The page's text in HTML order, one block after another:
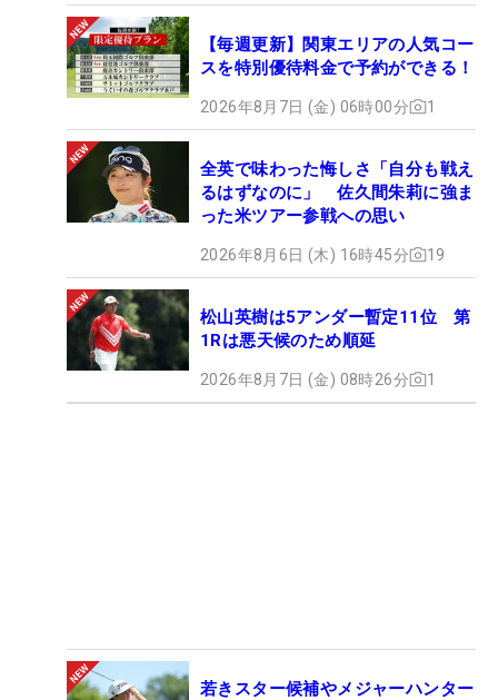
【毎週更新】関東エリアの人気コー
スを特別優待料金で予約ができる！
2026年8月7日 (金) 06時00分 1
全英で味わった悔しさ「自分も戦え
るはずなのに」 佐久間朱莉に強ま
った米ツアー参戦への思い
2026年8月6日 (木) 16時45分 19
松山英樹は5アンダー暫定11位 第
1Rは悪天候のため順延
2026年8月7日 (金) 08時26分 1
若きスター候補やメジャーハンター